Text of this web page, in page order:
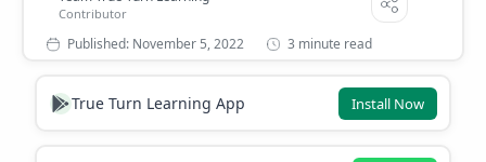
3 minute read
True Turn Learning App Install Now